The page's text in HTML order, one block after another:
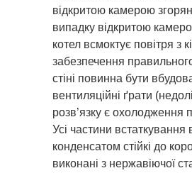
відкритою камерою
випадку відкритою
котел всмоктує повітря з
забезпечення
стіні повинна бути
вентиляційні ґрати
розв’язку є охолодження
Усі частини встаткування
конденсатом стійкі до
виконані з нержавіючої